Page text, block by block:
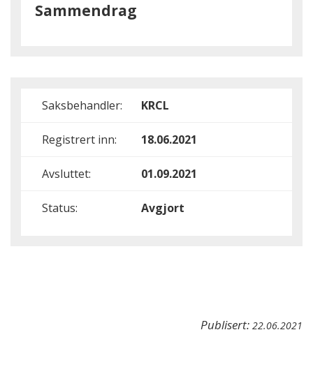
Sammendrag
Saksbehandler: KRCL
Registrert inn: 18.06.2021
Avsluttet: 01.09.2021
Status: Avgjort
Publisert: 22.06.2021